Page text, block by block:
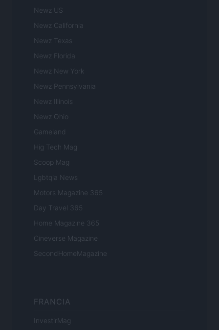
Newz US
Newz California
Newz Texas
Newz Florida
Newz New York
Newz Pennsylvania
Newz Illinois
Newz Ohio
Gameland
Hig Tech Mag
Scoop Mag
Lgbtqia News
Motors Magazine 365
Day Travel 365
Home Magazine 365
Cineverse Magazine
SecondHomeMagazine
FRANCIA
InvestirMag